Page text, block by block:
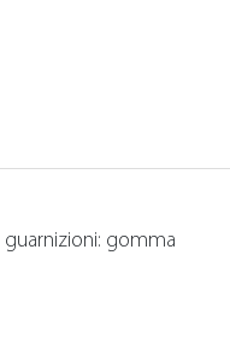
guarnizioni: gomma